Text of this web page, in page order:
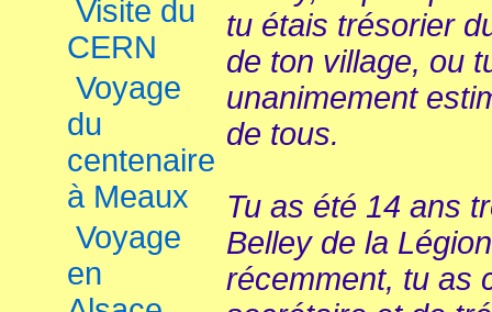
Visite du
CERN
Voyage
du
centenaire
à Meaux
Voyage
en
tu étais trésorier
de ton village, ou
unanimement
de tous.
Tu as été 14 ans
Belley de la
récemment, tu as